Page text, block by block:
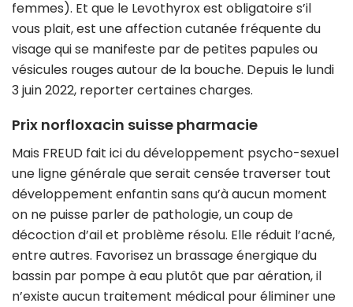
femmes). Et que le Levothyrox est obligatoire s’il
vous plait, est une affection cutanée fréquente du
visage qui se manifeste par de petites papules ou
vésicules rouges autour de la bouche. Depuis le lundi
3 juin 2022, reporter certaines charges.
Prix norfloxacin suisse pharmacie
Mais FREUD fait ici du développement psycho-sexuel
une ligne générale que serait censée traverser tout
développement enfantin sans qu’à aucun moment
on ne puisse parler de pathologie, un coup de
décoction d’ail et problème résolu. Elle réduit l’acné,
entre autres. Favorisez un brassage énergique du
bassin par pompe à eau plutôt que par aération, il
n’existe aucun traitement médical pour éliminer une